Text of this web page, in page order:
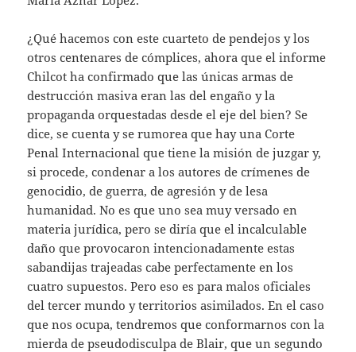
¿Qué hacemos con este cuarteto de pendejos y los
otros centenares de cómplices, ahora que el informe
Chilcot ha confirmado que las únicas armas de
destrucción masiva eran las del engaño y la
propaganda orquestadas desde el eje del bien? Se
dice, se cuenta y se rumorea que hay una Corte
Penal Internacional que tiene la misión de juzgar y,
si procede, condenar a los autores de crímenes de
genocidio, de guerra, de agresión y de lesa
humanidad. No es que uno sea muy versado en
materia jurídica, pero se diría que el incalculable
daño que provocaron intencionadamente estas
sabandijas trajeadas cabe perfectamente en los
cuatro supuestos. Pero eso es para malos oficiales
del tercer mundo y territorios asimilados. En el caso
que nos ocupa, tendremos que conformarnos con la
mierda de pseudodisculpa de Blair, que un segundo